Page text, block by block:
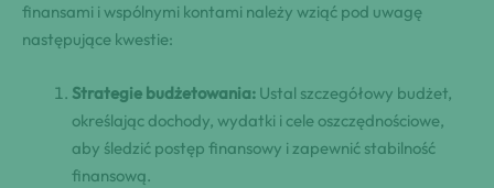
finansami i wspólnymi kontami należy wziąć pod uwagę
następujące kwestie:
Strategie budżetowania: Ustal szczegółowy budżet,
określając dochody, wydatki i cele oszczędnościowe,
aby śledzić postęp finansowy i zapewnić stabilność
finansową.